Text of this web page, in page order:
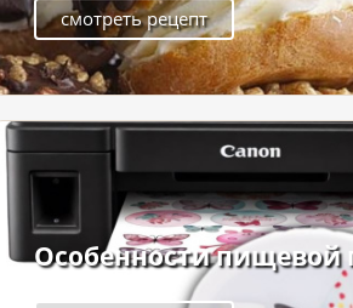
смотреть рецепт
Особенности пищевой